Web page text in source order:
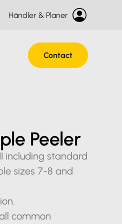
Händler & Planer
Contact
Peeler
including standard
sizes 7-8 and
common